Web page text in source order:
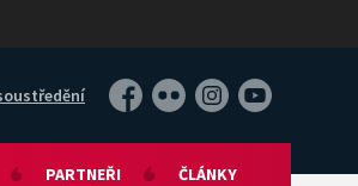
Facebook
Flickr Instagram
YouTube
PARTNEŘI ČLÁNKY